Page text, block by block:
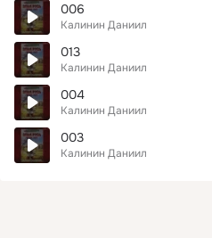
006
Калинин Даниил
013
Калинин Даниил
004
Калинин Даниил
003
Калинин Даниил